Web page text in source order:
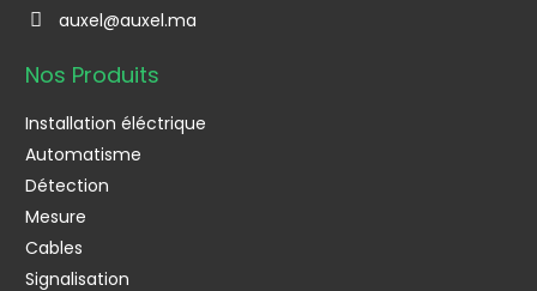
auxel@auxel.ma
Nos Produits
Installation éléctrique
Automatisme
Détection
Mesure
Cables
Signalisation